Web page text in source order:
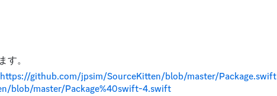
す。
https://github.com/jpsim/SourceKitten/blob/master/Package.swift
blob/master/Package%40swift-4.swift